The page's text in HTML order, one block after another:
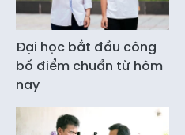
Đại học bắt đầu công
bố điểm chuẩn từ hôm
nay